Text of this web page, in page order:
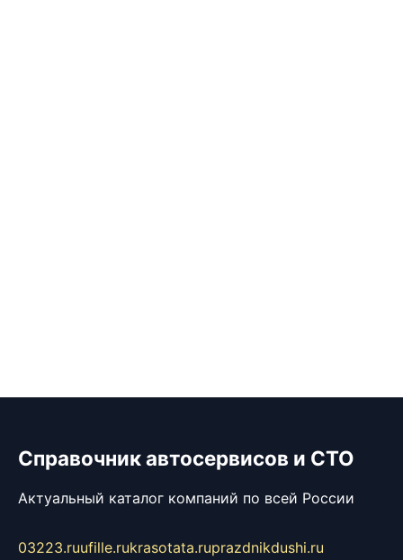
Справочник автосервисов и СТО
Актуальный каталог компаний по всей России
03223.ruufille.rukrasotata.ruprazdnikdushi.ru